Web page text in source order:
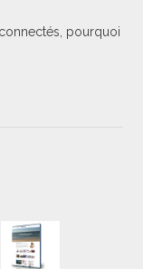
pourquoi